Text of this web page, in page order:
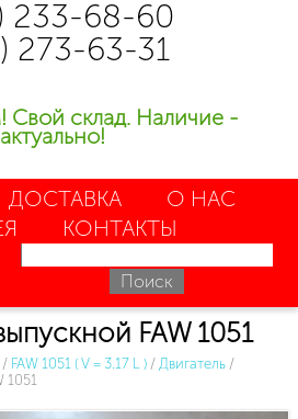
233-68-60
273-63-31
Свой склад. Наличие -
актуально!
ДОСТАВКА
О НАС
КОНТАКТЫ
FAW 1051
/ FAW 1051 ( V = 3.17 L ) / Двигатель /
1051